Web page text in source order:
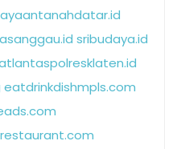
sribudaya.id
eatdrinkdishmpls.com